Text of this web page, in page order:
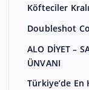
Köfteciler
Doubleshot
ALO DİYET –
ÜNVANI
Türkiye’de En